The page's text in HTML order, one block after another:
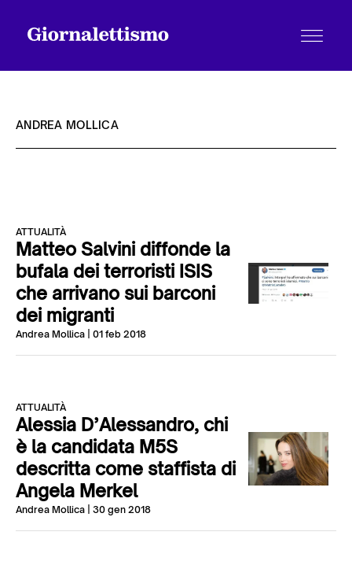
Chi siamo
Contatti
ANDREA MOLLICA
ATTUALITÀ
Matteo Salvini diffonde la
bufala dei terroristi ISIS
che arrivano sui barconi
dei migranti
Andrea Mollica | 01 feb 2018
ATTUALITÀ
Alessia D’Alessandro, chi
è la candidata M5S
descritta come staffista di
Angela Merkel
Andrea Mollica | 30 gen 2018